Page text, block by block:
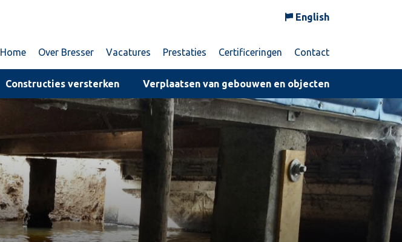
English
Home Over Bresser Vacatures Prestaties Certificeringen Contact
Constructies versterken Verplaatsen van gebouwen en objecten